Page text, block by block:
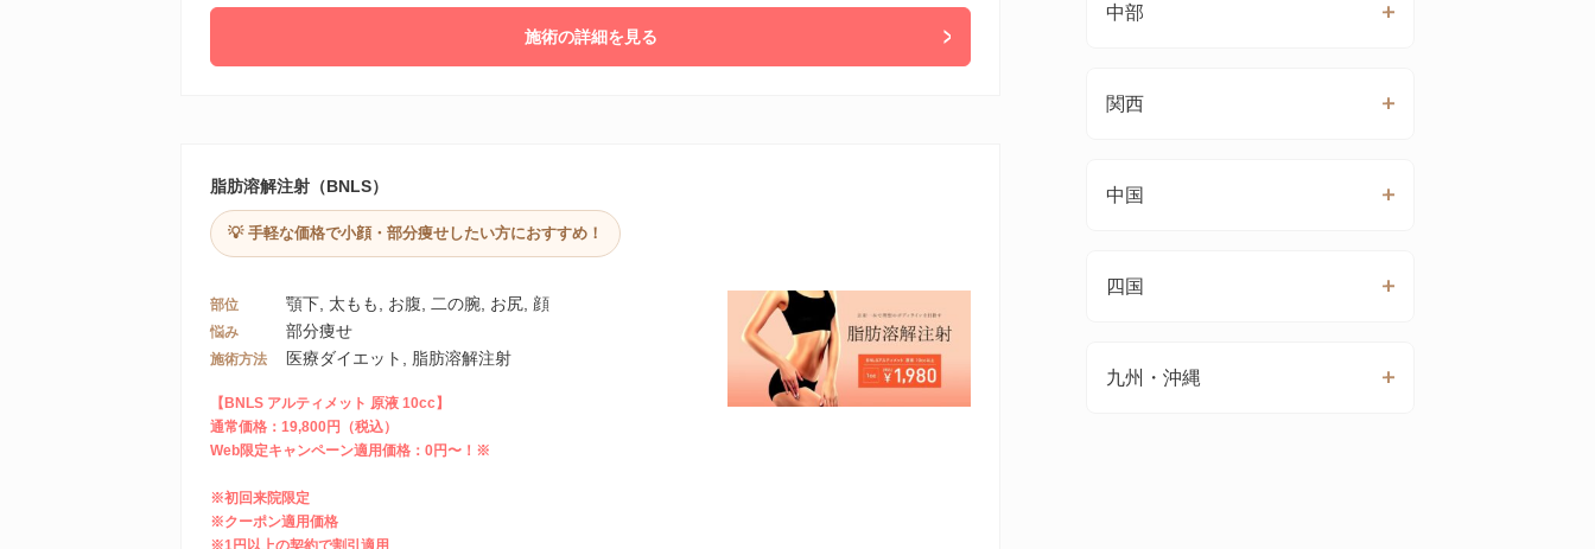
施術の詳細を見る
脂肪溶解注射（BNLS）
💡 手軽な価格で小顔・部分痩せしたい方におすすめ！
部位 顎下, 太もも, お腹, 二の腕, お尻, 顔
悩み 部分痩せ
施術方法 医療ダイエット, 脂肪溶解注射
【BNLS アルティメット 原液 10cc】
通常価格：19,800円（税込）
Web限定キャンペーン適用価格：0円〜！※
※初回来院限定
※クーポン適用価格
※1円以上の契約で割引適用
中部
関西
中国
四国
九州・沖縄